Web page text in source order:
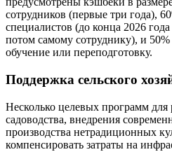
сотрудников (первые три года),
специалистов (до конца 2026
потом самому сотруднику), и
обучение или переподготовку.
Поддержка сельского
Несколько целевых программ для
садоводства, внедрения
производства нетрадиционных
компенсировать затраты на